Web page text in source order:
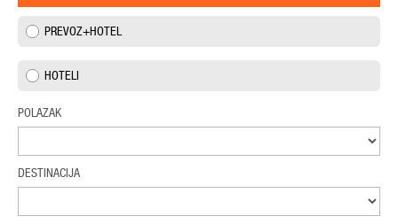
PREVOZ+HOTEL
HOTELI
POLAZAK
DESTINACIJA